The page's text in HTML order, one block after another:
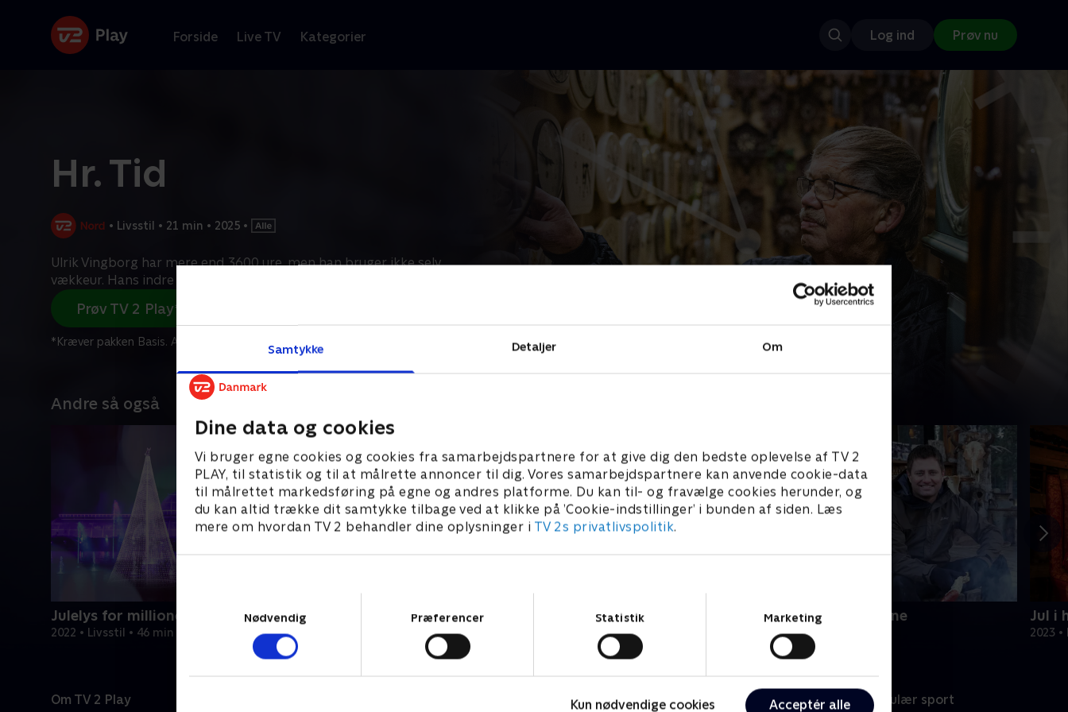
Samtykke Detaljer Om
Dine data og cookies
Vi bruger egne cookies og cookies fra samarbejdspartnere for at give dig den bedste oplevelse af TV 2
PLAY, til statistik og til at målrette annoncer til dig. Vores samarbejdspartnere kan anvende cookie-data
til målrettet markedsføring på egne og andres platforme. Du kan til- og fravælge cookies herunder, og
du kan altid trække dit samtykke tilbage ved at klikke på ’Cookie-indstillinger’ i bunden af siden. Læs
mere om hvordan TV 2 behandler dine oplysninger i TV 2s privatlivspolitik.
Nødvendig
Præferencer Statistik Marketing
Kun nødvendige cookies Acceptér alle
Forside Live TV Kategorier Log ind Prøv nu
Hr. Tid
• Livsstil • 21 min • 2025 •
Ulrik Vingborg har mere end 3600 ure, men han bruger ikke selv
vækkeur. Hans indre ur får ham op, så han kan rode,
Prøv TV 2 Play*
*Kræver pakken Basis. Administrer dit abonnement på Mit TV 2.
Andre så også
Julelys for millioner
2022 • Livsstil • 46 min
Jul på slottet - Warwick
2020 • Livsstil • 46 min
Fantasifulde rum - i is og sne
Livsstil • 3 sæsoner
Jul i
2023
Om TV 2 Play Populært Sport Populær sport